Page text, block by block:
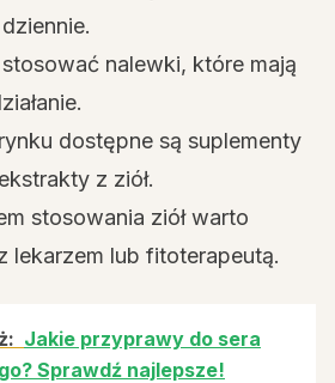
nalewki, które mają
dostępne są suplementy
z ziół.
stosowania ziół warto
lekarzem lub fitoterapeutą.
Jakie przyprawy do sera
Sprawdź najlepsze!